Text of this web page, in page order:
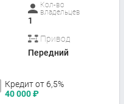
Кол-во
владельцев
1
Привод
Передний
Кредит от 6,5%
40 000₽